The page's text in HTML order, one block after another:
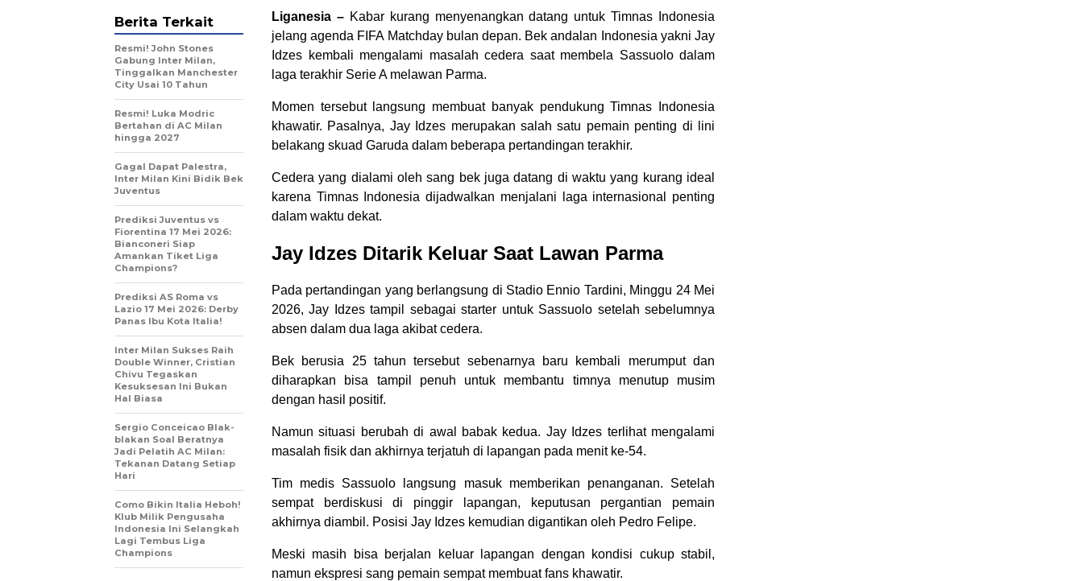
Liganesia –Kabar kurang menyenangkan datang untuk Timnas Indonesia
jelang agenda FIFA Matchday bulan depan. Bek andalan Indonesia yakni Jay
Idzes kembali mengalami masalah cedera saat membela Sassuolo dalam
laga terakhir Serie A melawan Parma.
Momen tersebut langsung membuat banyak pendukung Timnas Indonesia
khawatir. Pasalnya, Jay Idzes merupakan salah satu pemain penting di lini
belakang skuad Garuda dalam beberapa pertandingan terakhir.
Cedera yang dialami oleh sang bek juga datang di waktu yang kurang ideal
karena Timnas Indonesia dijadwalkan menjalani laga internasional penting
dalam waktu dekat.
Jay Idzes Ditarik Keluar Saat Lawan Parma
Pada pertandingan yang berlangsung di Stadio Ennio Tardini, Minggu 24 Mei
2026, Jay Idzes tampil sebagai starter untuk Sassuolo setelah sebelumnya
absen dalam dua laga akibat cedera.
Bek berusia 25 tahun tersebut sebenarnya baru kembali merumput dan
diharapkan bisa tampil penuh untuk membantu timnya menutup musim
dengan hasil positif.
Namun situasi berubah di awal babak kedua. Jay Idzes terlihat mengalami
masalah fisik dan akhirnya terjatuh di lapangan pada menit ke-54.
Tim medis Sassuolo langsung masuk memberikan penanganan. Setelah
sempat berdiskusi di pinggir lapangan, keputusan pergantian pemain
akhirnya diambil. Posisi Jay Idzes kemudian digantikan oleh Pedro Felipe.
Meski masih bisa berjalan keluar lapangan dengan kondisi cukup stabil,
namun ekspresi sang pemain sempat membuat fans khawatir.
Berita Terkait
Resmi! John Stones
Gabung Inter Milan,
Tinggalkan Manchester
City Usai 10 Tahun
Resmi! Luka Modric
Bertahan di AC Milan
hingga 2027
Gagal Dapat Palestra,
Inter Milan Kini Bidik Bek
Juventus
Prediksi Juventus vs
Fiorentina 17 Mei 2026:
Bianconeri Siap
Amankan Tiket Liga
Champions?
Prediksi AS Roma vs
Lazio 17 Mei 2026: Derby
Panas Ibu Kota Italia!
Inter Milan Sukses Raih
Double Winner, Cristian
Chivu Tegaskan
Kesuksesan Ini Bukan
Hal Biasa
Sergio Conceicao Blak-
blakan Soal Beratnya
Jadi Pelatih AC Milan:
Tekanan Datang Setiap
Hari
Como Bikin Italia Heboh!
Klub Milik Pengusaha
Indonesia Ini Selangkah
Lagi Tembus Liga
Champions